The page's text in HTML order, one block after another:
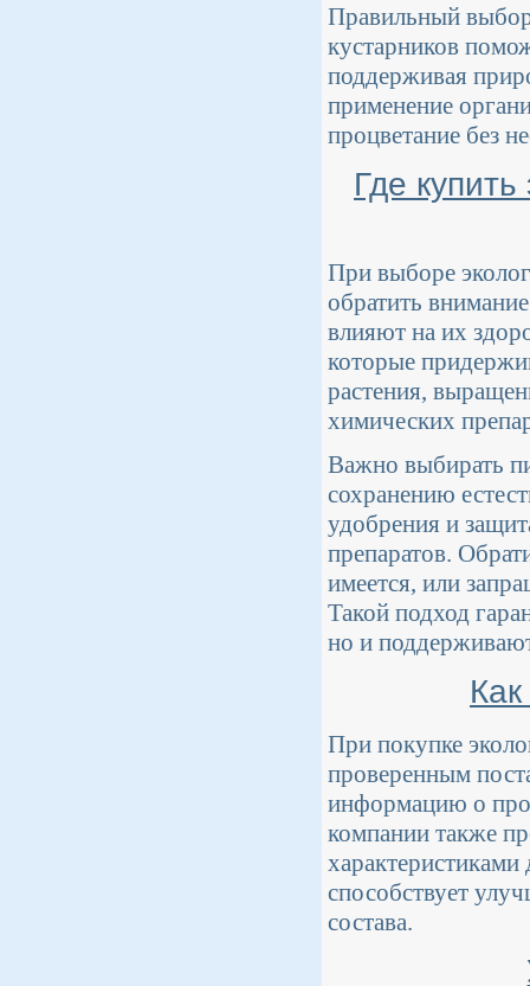
Правильный
кустарников
поддерживая
применение
процветание без
Где
При выборе
обратить
влияют на их
которые
растения,
химических
Важно выбирать
сохранению
удобрения и
препаратов.
имеется, или
Такой подход
но и
При покупке
проверенным
информацию о
компании также
способствует
состава.